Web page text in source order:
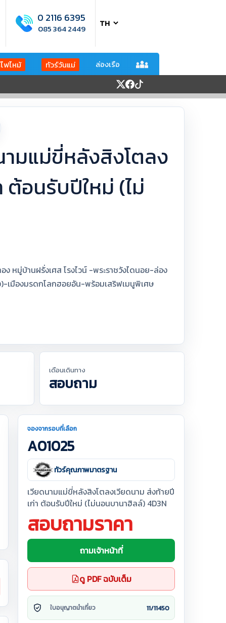
0 2116 6395
085 364 2449
ฟไหม้ ทัวร์วันแม่ ล่องเรือ
ามแม่ขี่หลังสิงโตลง
ต้อนรับปีใหม่ (ไม่
หมู่บ้านฝรั่งเศส โรงไวน์ -พระราชวังไดนอย-ล่อง
เมืองมรดกโลกฮอยอัน-พร้อมเสริฟเมนูพิเศษ
เดือนเดินทาง
สอบถาม
จองจากรอบที่เลือก
A01025
ทัวร์คุณภาพมาตรฐาน
เวียดนามแม่ขี่หลังสิงโตลงเวียดนาม ส่งท้ายปี
เก่า ต้อนรับปีใหม่ (ไม่นอนบานาฮิลล์) 4D3N
สอบถามราคา
ถามเจ้าหน้าที่
ดู PDF ฉบับเต็ม
ใบอนุญาตนำเที่ยว 11/11450